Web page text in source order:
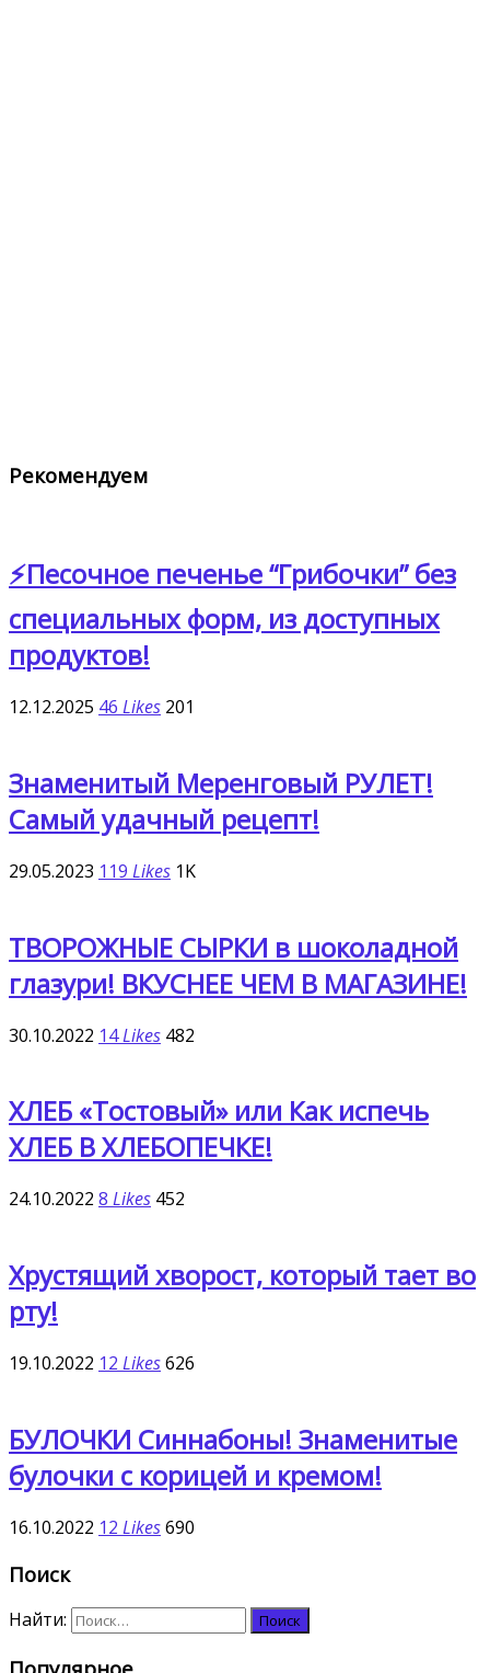
Рекомендуем
⚡Песочное печенье “Грибочки” без
специальных форм, из доступных
продуктов!
12.12.2025 46 Likes 201
Знаменитый Меренговый РУЛЕТ!
Самый удачный рецепт!
29.05.2023 119 Likes 1K
ТВОРОЖНЫЕ СЫРКИ в шоколадной
глазури! ВКУСНЕЕ ЧЕМ В МАГАЗИНЕ!
30.10.2022 14Likes 482
ХЛЕБ «Тостовый» или Как испечь
ХЛЕБ В ХЛЕБОПЕЧКЕ!
24.10.2022 8 Likes 452
Хрустящий хворост, который тает во
рту!
19.10.2022 12 Likes626
БУЛОЧКИ Синнабоны! Знаменитые
булочки с корицей и кремом!
16.10.2022 12 Likes690
Поиск
Найти: